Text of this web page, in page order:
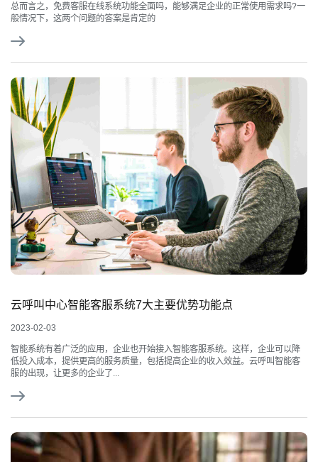
总而言之，免费客服在线系统功能全面吗，能够满足企业的正常使用需求吗?一
般情况下，这两个问题的答案是肯定的
云呼叫中心智能客服系统7大主要优势功能点
2023-02-03
智能系统有着广泛的应用，企业也开始接入智能客服系统。这样，企业可以降
低投入成本，提供更高的服务质量，包括提高企业的收入效益。云呼叫智能客
服的出现，让更多的企业了...